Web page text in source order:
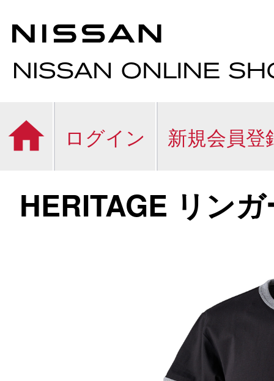
ログイン 新規会員登
HERITAGE リン